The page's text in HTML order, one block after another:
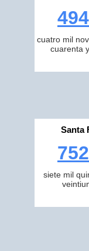
cuatro mil
cuarenta
Santa
siete mil